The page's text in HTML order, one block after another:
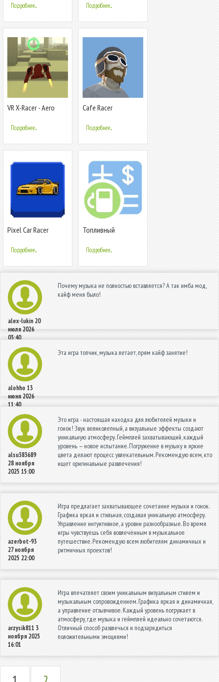
Подробнее... Подробнее...
VR X-Racer - Aero
Подробнее...
Cafe Racer
Подробнее...
Pixel Car Racer
Подробнее...
Топливный
Подробнее...
alex-lukin 20
июля 2026
03:40
Почему музыка не полностью вставляется? А так имба мод,
кайф меня было!
alohho 13
июня 2026
11:40
Эта игра топчик, музыка летает, прям кайф занятие!
alsu383689
28 ноября
2025 15:00
Это игра - настоящая находка для любителей музыки и
гонок! Звук великолепный, а визуальные эффекты создают
уникальную атмосферу. Геймплей захватывающий, каждый
уровень — новое испытание. Погружение в музыку и яркие
цвета делают процесс увлекательным. Рекомендую всем, кто
ищет оригинальные развлечения!
azerbot-93
27 ноября
2025 22:00
Игра предлагает захватывающее сочетание музыки и гонок.
Графика яркая и стильная, создавая уникальную атмосферу.
Управление интуитивное, а уровни разнообразные. Во время
игры чувствуешь себя вовлечённым в музыкальное
путешествие. Рекомендую всем любителям динамичных и
ритмичных проектов!
arzysik811 3
ноября 2025
16:01
Игра впечатляет своим уникальным визуальным стилем и
музыкальным сопровождением. Графика яркая и динамичная,
а управление отзывчивое. Каждый уровень погружает в
атмосферу, где музыка и геймплей идеально сочетаются.
Отличный способ развлечься и подзарядиться
положительными эмоциями!